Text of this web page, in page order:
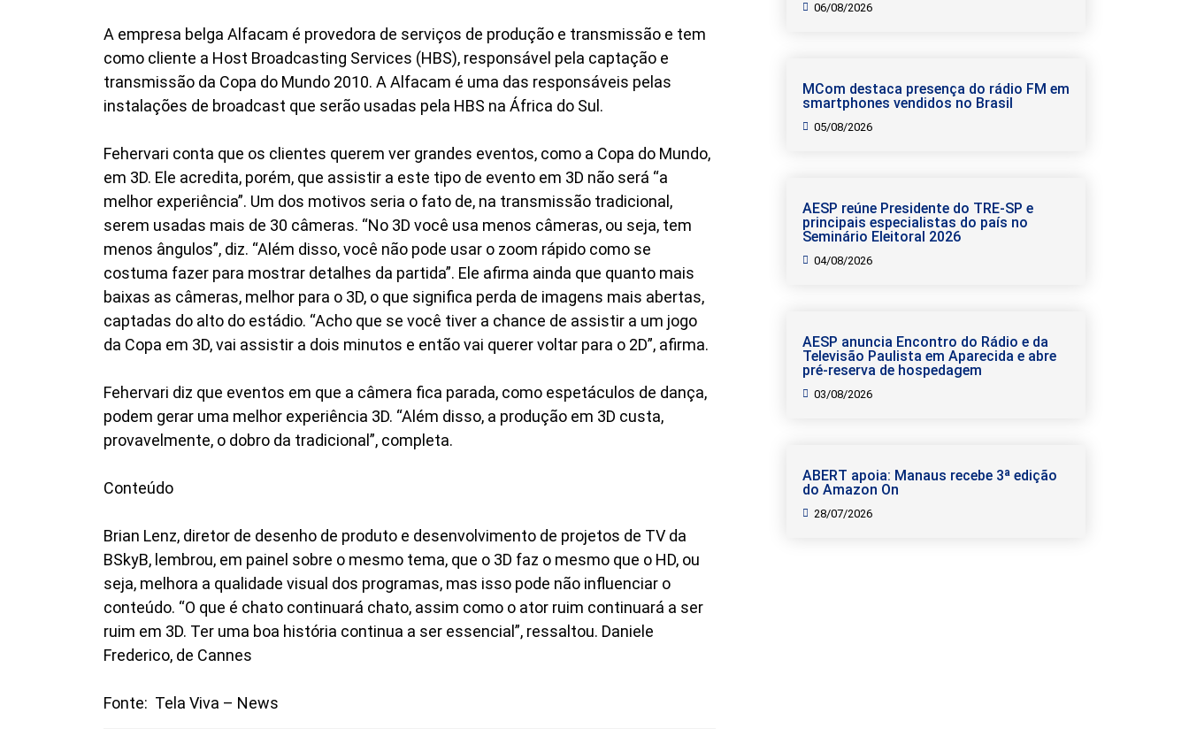
A empresa belga Alfacam é provedora de serviços de produção e transmissão e tem
como cliente a Host Broadcasting Services (HBS), responsável pela captação e
transmissão da Copa do Mundo 2010. A Alfacam é uma das responsáveis pelas
instalações de broadcast que serão usadas pela HBS na África do Sul.
Fehervari conta que os clientes querem ver grandes eventos, como a Copa do Mundo,
em 3D. Ele acredita, porém, que assistir a este tipo de evento em 3D não será “a
melhor experiência”. Um dos motivos seria o fato de, na transmissão tradicional,
serem usadas mais de 30 câmeras. “No 3D você usa menos câmeras, ou seja, tem
menos ângulos”, diz. “Além disso, você não pode usar o zoom rápido como se
costuma fazer para mostrar detalhes da partida”. Ele afirma ainda que quanto mais
baixas as câmeras, melhor para o 3D, o que significa perda de imagens mais abertas,
captadas do alto do estádio. “Acho que se você tiver a chance de assistir a um jogo
da Copa em 3D, vai assistir a dois minutos e então vai querer voltar para o 2D”, afirma.
Fehervari diz que eventos em que a câmera fica parada, como espetáculos de dança,
podem gerar uma melhor experiência 3D. “Além disso, a produção em 3D custa,
provavelmente, o dobro da tradicional”, completa.
Conteúdo
Brian Lenz, diretor de desenho de produto e desenvolvimento de projetos de TV da
BSkyB, lembrou, em painel sobre o mesmo tema, que o 3D faz o mesmo que o HD, ou
seja, melhora a qualidade visual dos programas, mas isso pode não influenciar o
conteúdo. “O que é chato continuará chato, assim como o ator ruim continuará a ser
ruim em 3D. Ter uma boa história continua a ser essencial”, ressaltou. Daniele
Frederico, de Cannes
Fonte: Tela Viva – News
06/08/2026
MCom destaca presença do rádio FM em
smartphones vendidos no Brasil
05/08/2026
AESP reúne Presidente do TRE-SP e
principais especialistas do país no
Seminário Eleitoral 2026
04/08/2026
AESP anuncia Encontro do Rádio e da
Televisão Paulista em Aparecida e abre
pré-reserva de hospedagem
03/08/2026
ABERT apoia: Manaus recebe 3ª edição
do Amazon On
28/07/2026